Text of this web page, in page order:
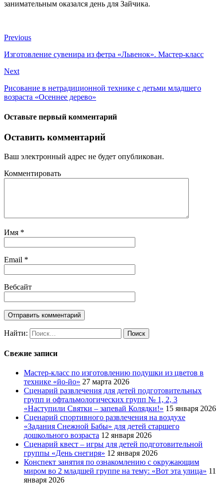
занимательным оказался день для Зайчика.
Previous
Изготовление сувенира из фетра «Львенок». Мастер-класс
Next
Рисование в нетрадиционной технике с детьми младшего
возраста «Осеннее дерево»
Оставьте первый комментарий
Оставить комментарий
Ваш электронный адрес не будет опубликован.
Комментировать
Имя *
Email *
Вебсайт
Найти:
Свежие записи
Мастер-класс по изготовлению подушки из цветов в
технике «йо-йо» 27 марта 2026
Сценарий развлечения для детей подготовительных
групп и офтальмологических групп № 1, 2, 3
«Наступили Святки – запевай Колядки!» 15 января 2026
Сценарий спортивного развлечения на воздухе
«Задания Снежной Бабы» для детей старшего
дошкольного возраста 12 января 2026
Сценарий квест – игры для детей подготовительной
группы «День снегиря» 12 января 2026
Конспект занятия по ознакомлению с окружающим
миром во 2 младшей группе на тему: «Вот эта улица» 11
января 2026